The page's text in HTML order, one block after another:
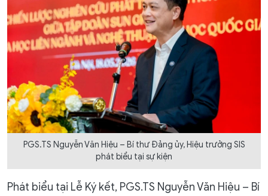
PGS.TS Nguyễn Văn Hiệu – Bí thư Đảng ủy, Hiệu trưởng SIS
phát biểu tại sự kiện
Phát biểu tại Lễ Ký kết, PGS.TS Nguyễn Văn Hiệu – Bí